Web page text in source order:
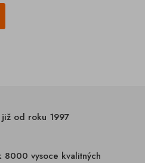
od roku 1997
8000 vysoce kvalitných